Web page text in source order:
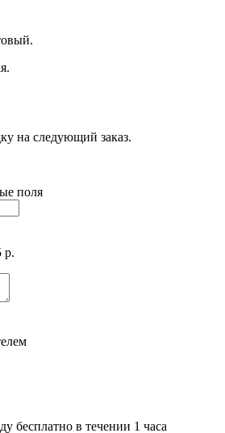
на следующий заказ.
поля
р.
бесплатно в течении 1 часа